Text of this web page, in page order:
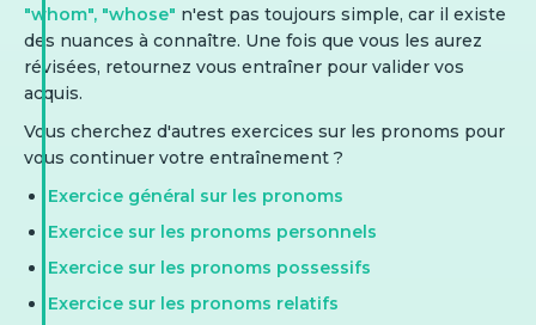
"whom", "whose" n'est pas toujours simple, car il existe
des nuances à connaître. Une fois que vous les aurez
révisées, retournez vous entraîner pour valider vos
acquis.
Vous cherchez d'autres exercices sur les pronoms pour
vous continuer votre entraînement ?
Exercice général sur les pronoms
Exercice sur les pronoms personnels
Exercice sur les pronoms possessifs
Exercice sur les pronoms relatifs